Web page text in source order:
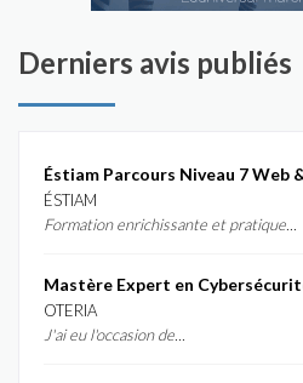
Derniers avis publiés
Éstiam Parcours Niveau 7 Web
ÉSTIAM
Formation enrichissante et pratique...
Mastère Expert en
OTERIA
J'ai eu l'occasion de...